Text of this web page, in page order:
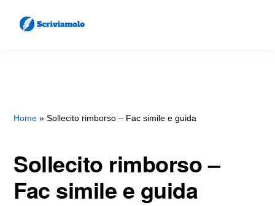
e
Home »Sollecito rimborso – Fac simile e guida
Sollecito rimborso –
Fac simile e guida